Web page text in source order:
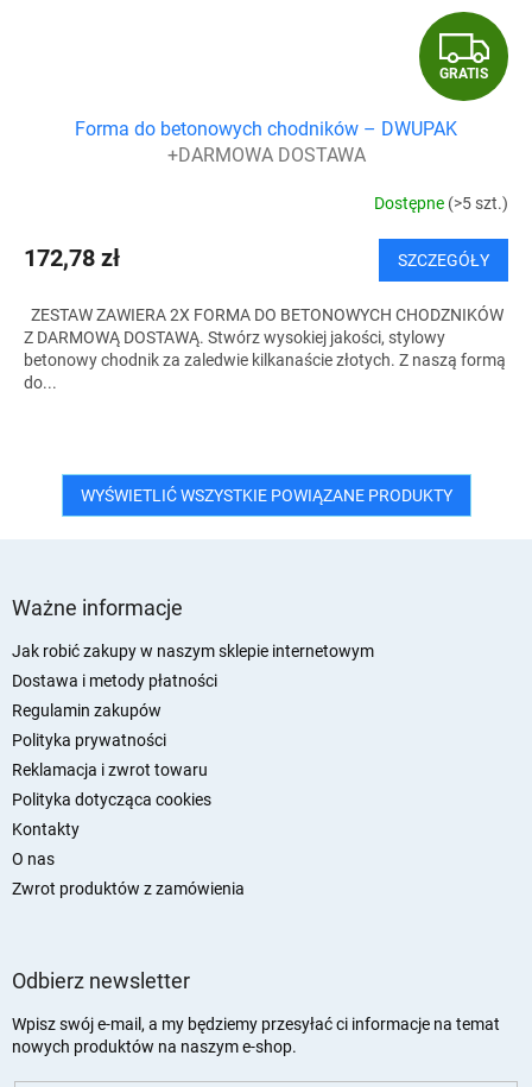
G
R
T
I
S
GRATIS
Forma do betonowych chodników – DWUPAK
+DARMOWA DOSTAWA
Dostępne (>5 szt.)
172,78 zł SZCZEGÓŁY
ZESTAW ZAWIERA 2X FORMA DO BETONOWYCH CHODZNIKÓW
Z DARMOWĄ DOSTAWĄ. Stwórz wysokiej jakości, stylowy
betonowy chodnik za zaledwie kilkanaście złotych. Z naszą formą
do...
WYŚWIETLIĆ WSZYSTKIE POWIĄZANE PRODUKTY
Ważne informacje
Jak robić zakupy w naszym sklepie internetowym
Dostawa i metody płatności
Regulamin zakupów
Polityka prywatności
Reklamacja i zwrot towaru
Polityka dotycząca cookies
Kontakty
O nas
Zwrot produktów z zamówienia
Odbierz newsletter
Wpisz swój e-mail, a my będziemy przesyłać ci informacje na temat
nowych produktów na naszym e-shop.